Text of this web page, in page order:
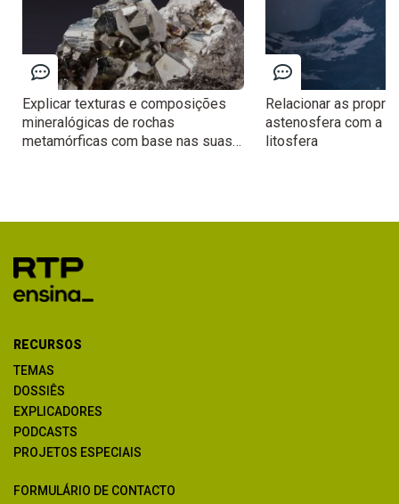
Explicar texturas e composições
mineralógicas de rochas
metamórficas com base nas suas
Relacionar as
astenosfera com a
litosfera
RECURSOS
TEMAS
DOSSIÊS
EXPLICADORES
PODCASTS
PROJETOS ESPECIAIS
FORMULÁRIO DE CONTACTO